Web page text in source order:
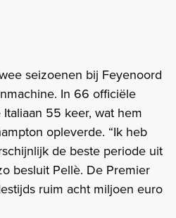
seizoenen bij Feyenoord
In 66 officiële
55 keer, wat hem
opleverde. “Ik heb
de beste periode uit
besluit Pellè. De Premier
ruim acht miljoen euro